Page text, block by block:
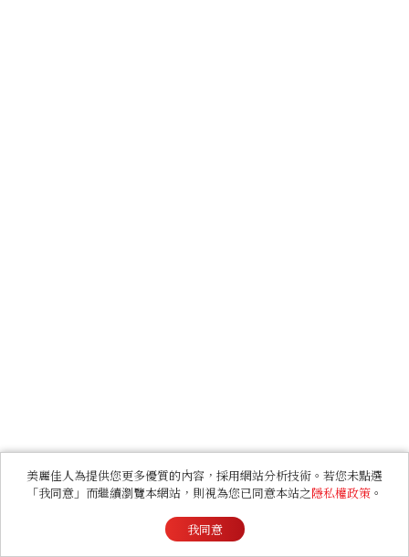
美麗佳人為提供您更多優質的內容，採用網站分析技術。若您未點選
「我同意」而繼續瀏覽本網站，則視為您已同意本站之隱私權政策 。
我同意